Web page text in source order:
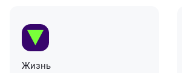
Жизнь